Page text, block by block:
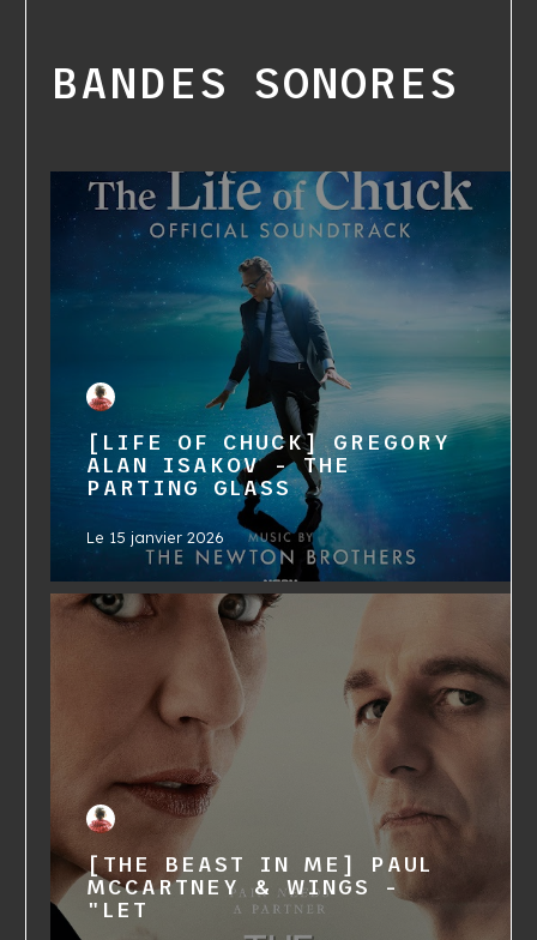
BANDES SONORES
[LIFE OF CHUCK] GREGORY
ALAN ISAKOV - THE
PARTING GLASS
Le 15 janvier 2026
[THE BEAST IN ME] PAUL
MCCARTNEY & WINGS -
"LET